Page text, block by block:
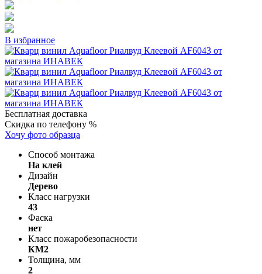
В избранное
Бесплатная доставка
Скидка по телефону %
Хочу фото образца
Способ монтажа
На клей
Дизайн
Дерево
Класс нагрузки
43
Фаска
нет
Класс пожаробезопасности
КМ2
Толщина, мм
2